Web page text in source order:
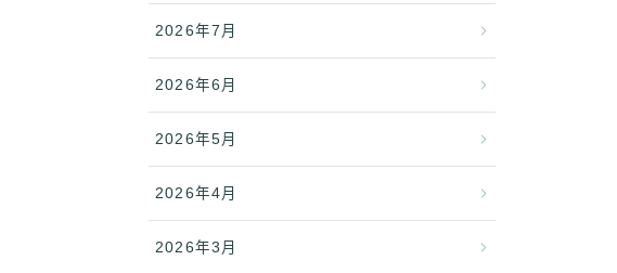
2026年7月
2026年6月
2026年5月
2026年4月
2026年3月